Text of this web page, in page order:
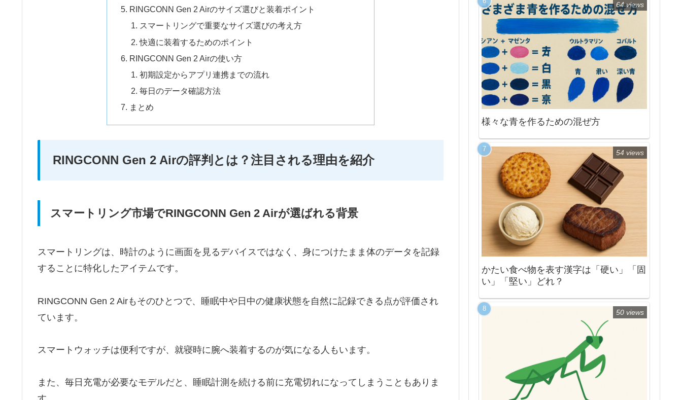
RINGCONN Gen 2 Airのサイズ選びと装着ポイント
スマートリングで重要なサイズ選びの考え方
快適に装着するためのポイント
RINGCONN Gen 2 Airの使い方
初期設定からアプリ連携までの流れ
毎日のデータ確認方法
まとめ
RINGCONN Gen 2 Airの評判とは？注目される理由を紹介
スマートリング市場でRINGCONN Gen 2 Airが選ばれる背景
スマートリングは、時計のように画面を見るデバイスではなく、身につけたまま体のデータを記録
することに特化したアイテムです。
RINGCONN Gen 2 Airもそのひとつで、睡眠中や日中の健康状態を自然に記録できる点が評価され
ています。
スマートウォッチは便利ですが、就寝時に腕へ装着するのが気になる人もいます。
また、毎日充電が必要なモデルだと、睡眠計測を続ける前に充電切れになってしまうこともありま
様々な青を作るための混ぜ方
64 views
かたい食べ物を表す漢字は「硬い」「固
い」「堅い」どれ？
54 views
50 views